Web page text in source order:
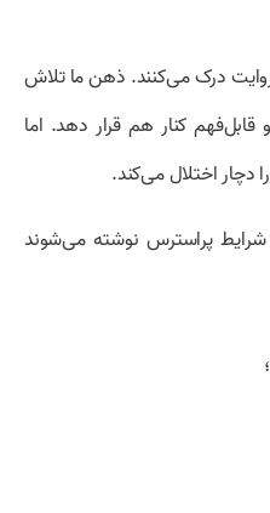
درک می‌کنند. ذهن ما تلاش
کنار هم قرار دهد. اما
دچار اختلال می‌کند.
پراسترس نوشته می‌شوند